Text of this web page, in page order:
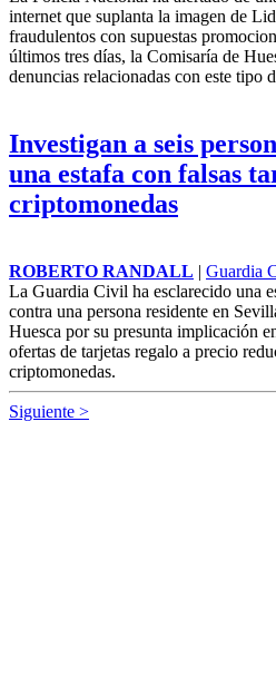
internet que suplanta la imagen de
fraudulentos con supuestas
últimos tres días, la Comisaría de
denuncias relacionadas con este tipo
Investigan a seis
una estafa con falsas
criptomonedas
ROBERTO RANDALL | Guardia
La Guardia Civil ha esclarecido una
contra una persona residente en
Huesca por su presunta implicación
ofertas de tarjetas regalo a precio
criptomonedas.
Siguiente >